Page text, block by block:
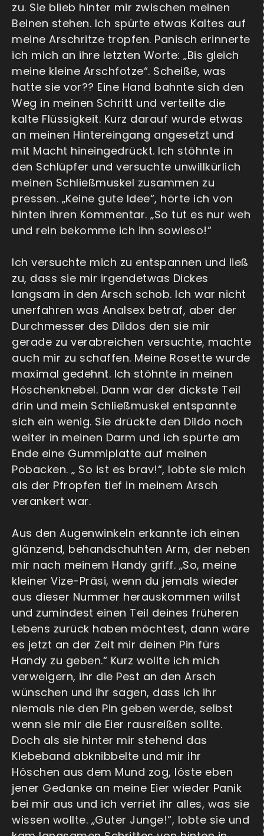
zu. Sie blieb hinter mir zwischen meinen
Beinen stehen. Ich spürte etwas Kaltes auf
meine Arschritze tropfen. Panisch erinnerte
ich mich an ihre letzten Worte: „Bis gleich
meine kleine Arschfotze“. Scheiße, was
hatte sie vor?? Eine Hand bahnte sich den
Weg in meinen Schritt und verteilte die
kalte Flüssigkeit. Kurz darauf wurde etwas
an meinen Hintereingang angesetzt und
mit Macht hineingedrückt. Ich stöhnte in
den Schlüpfer und versuchte unwillkürlich
meinen Schließmuskel zusammen zu
pressen. „Keine gute Idee“, hörte ich von
hinten ihren Kommentar. „So tut es nur weh
und rein bekomme ich ihn sowieso!“
Ich versuchte mich zu entspannen und ließ
zu, dass sie mir irgendetwas Dickes
langsam in den Arsch schob. Ich war nicht
unerfahren was Analsex betraf, aber der
Durchmesser des Dildos den sie mir
gerade zu verabreichen versuchte, machte
auch mir zu schaffen. Meine Rosette wurde
maximal gedehnt. Ich stöhnte in meinen
Höschenknebel. Dann war der dickste Teil
drin und mein Schließmuskel entspannte
sich ein wenig. Sie drückte den Dildo noch
weiter in meinen Darm und ich spürte am
Ende eine Gummiplatte auf meinen
Pobacken. „ So ist es brav!“, lobte sie mich
als der Pfropfen tief in meinem Arsch
verankert war.
Aus den Augenwinkeln erkannte ich einen
glänzend, behandschuhten Arm, der neben
mir nach meinem Handy griff. „So, meine
kleiner Vize-Präsi, wenn du jemals wieder
aus dieser Nummer herauskommen willst
und zumindest einen Teil deines früheren
Lebens zurück haben möchtest, dann wäre
es jetzt an der Zeit mir deinen Pin fürs
Handy zu geben.“ Kurz wollte ich mich
verweigern, ihr die Pest an den Arsch
wünschen und ihr sagen, dass ich ihr
niemals nie den Pin geben werde, selbst
wenn sie mir die Eier rausreißen sollte.
Doch als sie hinter mir stehend das
Klebeband abknibbelte und mir ihr
Höschen aus dem Mund zog, löste eben
jener Gedanke an meine Eier wieder Panik
bei mir aus und ich verriet ihr alles, was sie
wissen wollte. „Guter Junge!“, lobte sie und